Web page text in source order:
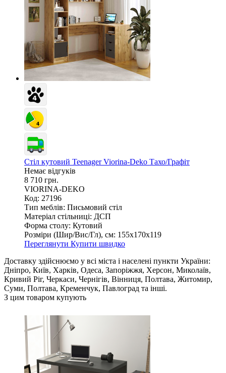
Стіл кутовий Teenager Viorina-Deko Тахо/Графіт
Немає відгуків
8 710 грн.
VIORINA-DEKO
Код: 27196
Тип меблів: Письмовий стіл
Матеріал стільниці: ДСП
Форма столу: Кутовий
Розміри (Шир/Вис/Гл), см: 155х170х119
Переглянути Купити швидко
Доставку здійснюємо у всі міста і населені пункти України:
Дніпро, Київ, Харків, Одеса, Запоріжжя, Херсон, Миколаїв,
Кривий Ріг, Черкаси, Чернігів, Вінниця, Полтава, Житомир,
Суми, Полтава, Кременчук, Павлоград та інші.
З цим товаром купують